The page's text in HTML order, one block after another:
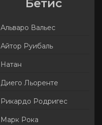
Бетис
Альваро Вальес
Айтор Руибаль
Натан
Диего Льоренте
Рикардо Родригес
Марк Рока